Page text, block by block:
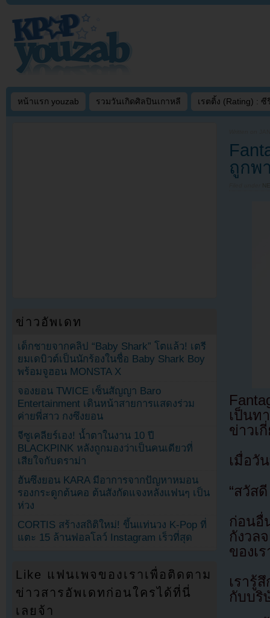
หน้าแรก youzab รวมวันเกิดศิลปินเกาหลี เรตติ้ง (Rating) : ซี
ถูกพ
เป็นท
ข่าวเ
เมื่อวั
“สวัส
ก่อนอื่
กังวล
ของเ
เรารู้
กับบริ
ข่าวอัพเดท
เด็กชายจากคลิป “Baby Shark” โตแล้ว! เตรี
ยมเดบิวต์เป็นนักร้องในชื่อ Baby Shark Boy
พร้อมจูฮอน MONSTA X
จองยอน TWICE เซ็นสัญญา Baro
Entertainment เดินหน้าสายการแสดงร่วม
ค่ายพี่สาว กงซึงยอน
จีซูเคลียร์เอง! น้ำตาในงาน 10 ปี
BLACKPINK หลังถูกมองว่าเป็นคนเดียวที่
เสียใจกับดราม่า
ฮันซึงยอน KARA มีอาการจากปัญหาหมอน
รองกระดูกต้นคอ ต้นสังกัดแจงหลังแฟนๆ เป็น
ห่วง
CORTIS สร้างสถิติใหม่! ขึ้นแท่นวง K-Pop ที่
แตะ 15 ล้านฟอลโลว์ Instagram เร็วที่สุด
Like แฟนเพจของเราเพื่อติดตาม
ข่าวสารอัพเดทก่อนใครได้ที่นี่
เลยจ้า